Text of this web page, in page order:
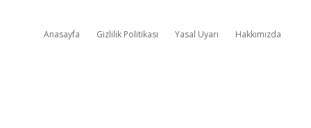
Anasayfa Gizlilik Politikası Yasal Uyarı Hakkımızda